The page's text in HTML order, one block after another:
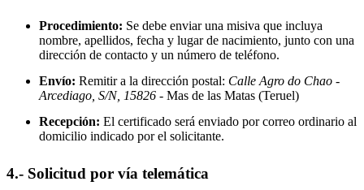
Procedimiento: Se debe enviar una misiva que incluya
nombre, apellidos, fecha y lugar de nacimiento, junto con una
dirección de contacto y un número de teléfono.
Envío: Remitir a la dirección postal: Calle Agro do Chao -
Arcediago, S/N, 15826 - Mas de las Matas (Teruel)
Recepción: El certificado será enviado por correo ordinario al
domicilio indicado por el solicitante.
4.- Solicitud por vía telemática